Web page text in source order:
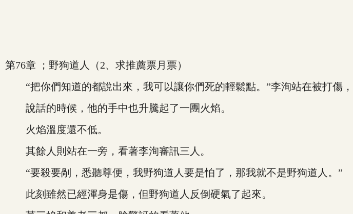
第76章 ；野狗道人（2、求推薦票月票）
“把你們知道的都說出來，我可以讓你們死的輕鬆點。”李洵站在被打傷，
說話的時候，他的手中也升騰起了一團火焰。
火焰溫度還不低。
其餘人則站在一旁，看著李洵審訊三人。
“要殺要剮，悉聽尊便，我野狗道人要是怕了，那我就不是野狗道人。”
此刻雖然已經渾身是傷，但野狗道人反倒硬氣了起來。